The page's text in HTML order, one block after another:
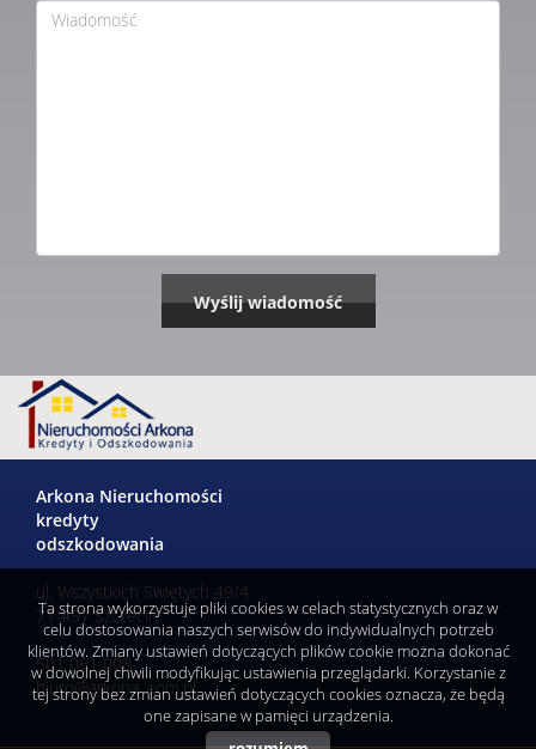
Arkona Nieruchomości
kredyty
odszkodowania
ul. Wszystkich Swiętych 49/4
71-457 Szczecin
501 061 008
biuro@arkona .com.pl
Ta strona wykorzystuje pliki cookies w celach statystycznych oraz w
celu dostosowania naszych serwisów do indywidualnych potrzeb
klientów. Zmiany ustawień dotyczących plików cookie można dokonać
w dowolnej chwili modyfikując ustawienia przeglądarki. Korzystanie z
tej strony bez zmian ustawień dotyczących cookies oznacza, że będą
one zapisane w pamięci urządzenia.